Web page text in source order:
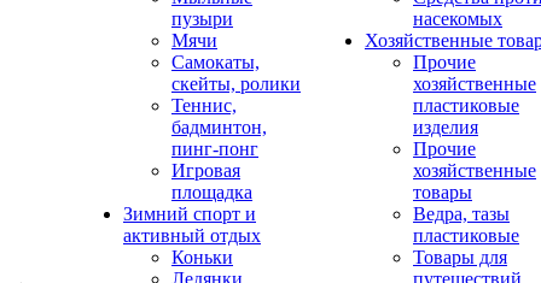
пузыри
Мячи
Самокаты,
скейты, ролики
Теннис,
бадминтон,
пинг-понг
Игровая
площадка
Зимний спорт и
активный отдых
Коньки
Ледянки
насекомых
Хозяйственные
Прочие
хозяйственные
пластиковые
изделия
Прочие
хозяйственные
товары
Ведра, тазы
пластиковые
Товары для
путешествий